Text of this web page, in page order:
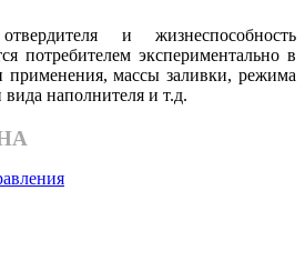
и жизнеспособность
потребителем экспериментально в
применения, массы заливки, режима
наполнителя и т.д.